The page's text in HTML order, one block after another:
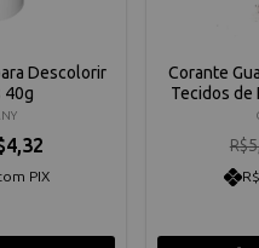
Descolorir
40g
PIX
Corante
Tecidos de